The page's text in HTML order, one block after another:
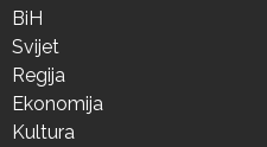
BiH
Svijet
Regija
Ekonomija
Kultura